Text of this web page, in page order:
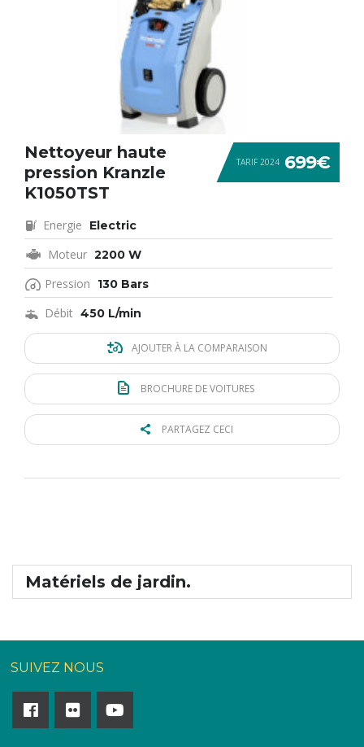
TARIF 2024 699€
Nettoyeur haute
pression Kranzle
K1050TST
Energie Electric
Moteur 2200 W
Pression 130 Bars
Débit 450 L/min
AJOUTER À LA COMPARAISON
BROCHURE DE VOITURES
PARTAGEZ CECI
Matériels de jardin.
SUIVEZ NOUS